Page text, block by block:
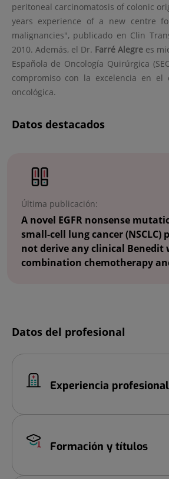
peritoneal carcinomatosis of colonic
years experience of a new centre
malignancies", publicado en Clin
2010. Además, el Dr. Farré Alegrees
Española de Oncología Quirúrgica
compromiso con la excelencia en el
oncológica.
Datos destacados
diapositivas:
Última publicación:
A novel EGFR nonsense
small-cell lung cancer
not derive any clinical Benedit
combination chemotherapy
Datos del profesional
Experiencia profesional
Formación y títulos